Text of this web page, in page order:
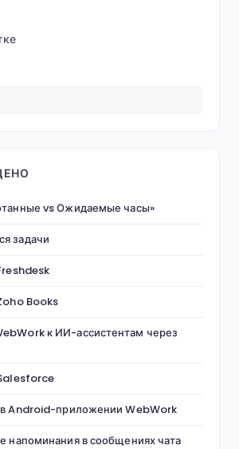
vs Ожидаемые часы»
задачи
Books
к ИИ-ассистентам через
Android-приложении WebWork
напоминания в сообщениях чата